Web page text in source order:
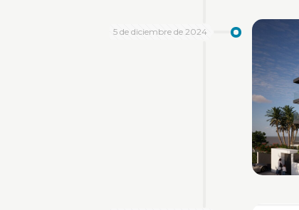
5 de diciembre de 2024